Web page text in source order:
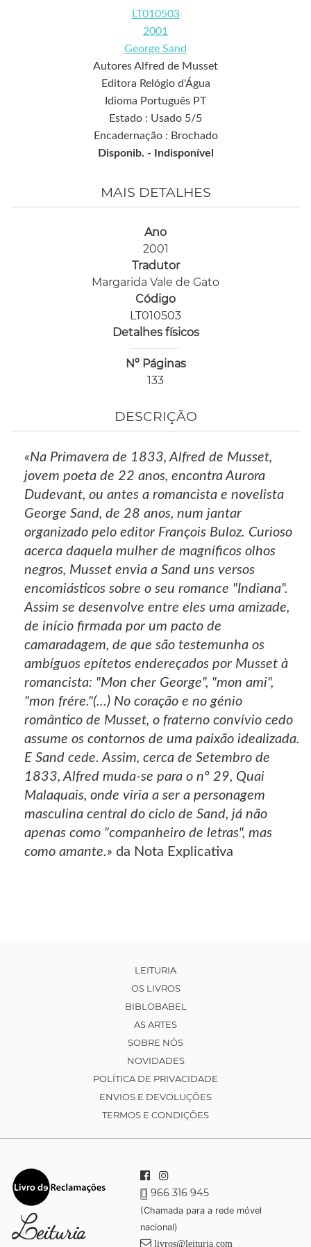
LT010503
2001
George Sand
Autores Alfred de Musset
Editora Relógio d'Água
Idioma Português PT
Estado : Usado 5/5
Encadernação : Brochado
Disponib. -
Indisponível
MAIS DETALHES
Ano
2001
Tradutor
Margarida Vale de Gato
Código
LT010503
Detalhes físicos
Nº Páginas
133
DESCRIÇÃO
«Na Primavera de 1833, Alfred de Musset,
jovem poeta de 22 anos, encontra Aurora
Dudevant, ou antes a romancista e novelista
George Sand, de 28 anos, num jantar
organizado pelo editor François Buloz. Curioso
acerca daquela mulher de magníficos olhos
negros, Musset envia a Sand uns versos
encomiásticos sobre o seu romance "Indiana".
Assim se desenvolve entre eles uma amizade,
de início firmada por um pacto de
camaradagem, de que são testemunha os
ambíguos epítetos endereçados por Musset à
romancista: "Mon cher George", "mon ami",
"mon frére."(...) No coração e no génio
romântico de Musset, o fraterno convívio cedo
assume os contornos de uma paixão idealizada.
E Sand cede. Assim, cerca de Setembro de
1833, Alfred muda-se para o nº 29, Quai
Malaquais, onde viria a ser a personagem
masculina central do ciclo de Sand, já não
apenas como "companheiro de letras", mas
como amante.» da Nota Explicativa
LEITURIA
OS LIVROS
BIBLOBABEL
AS ARTES
SOBRE NÓS
NOVIDADES
POLÍTICA DE PRIVACIDADE
ENVIOS E DEVOLUÇÕES
TERMOS E CONDIÇÕES
966 316 945
(Chamada para a rede móvel
nacional)
livros@leituria.com